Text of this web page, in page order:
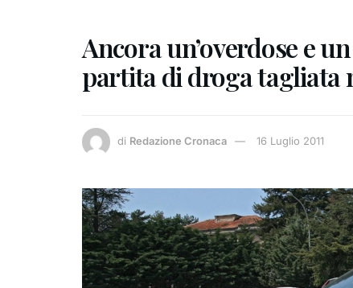
Ancora un’overdose e
partita di droga tagliata
di Redazione Cronaca 16 Luglio 2011